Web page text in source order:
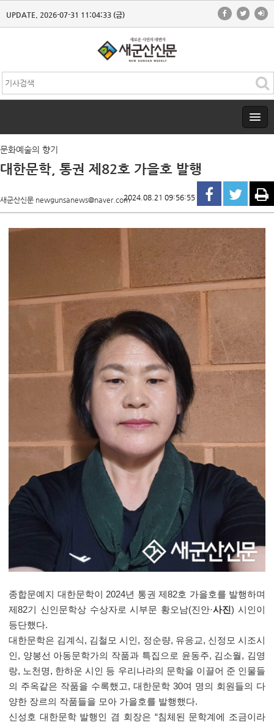
UPDATE. 2026-07-31 11:04:33 (금)
문화예술의 향기
대한문학, 통권 제82호 가을호 발행
새군산신문 newgunsanews@naver.com2024.08.21 09:56:55
종합문예지 대한문학이 2024년 통권 제82호 가을호를 발행하며
제82기 신인문학상 수상자로 시부문 황오남(진안·사진) 시인이
등단했다.
대한문학은 김계식, 김철모 시인, 정순량, 유응교, 신정모 시조시
인, 양봉선 아동문학가의 작품과 특집으로 윤동주, 김소월, 김영
랑, 노천명, 한하운 시인 등 우리나라의 문학을 이끌어 준 인물들
의 주옥같은 작품을 수록했고, 대한문학 30여 명의 회원들의 다
양한 장르의 작품들을 모아 가을호를 발행했다.
신성호 대한문학 발행인 겸 회장은 “침체된 문학계에 조금이라